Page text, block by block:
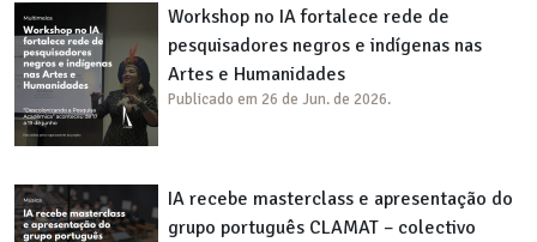
Workshop no IA fortalece rede de
pesquisadores negros e indígenas nas
Artes e Humanidades
Publicado em 26 de Jun. de 2026.
IA recebe masterclass e apresentação do
grupo português CLAMAT – colectivo